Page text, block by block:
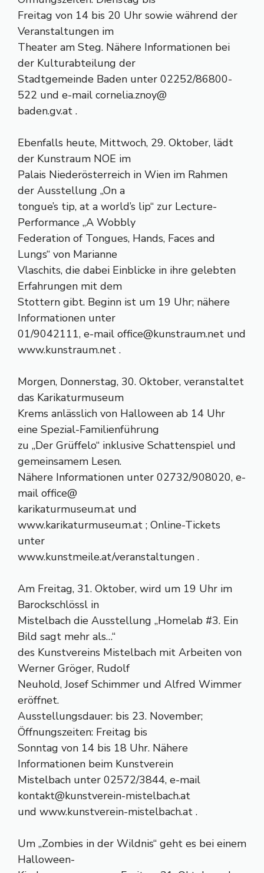
Freitag von 14 bis 20 Uhr sowie während der
Veranstaltungen im
Theater am Steg. Nähere Informationen bei
der Kulturabteilung der
Stadtgemeinde Baden unter 02252/86800-
522 und e-mail cornelia.znoy@
baden.gv.at .
Ebenfalls heute, Mittwoch, 29. Oktober, lädt
der Kunstraum NOE im
Palais Niederösterreich in Wien im Rahmen
der Ausstellung „On a
tongue’s tip, at a world’s lip“ zur Lecture-
Performance „A Wobbly
Federation of Tongues, Hands, Faces and
Lungs“ von Marianne
Vlaschits, die dabei Einblicke in ihre gelebten
Erfahrungen mit dem
Stottern gibt. Beginn ist um 19 Uhr; nähere
Informationen unter
01/9042111, e-mail office@kunstraum.net und
www.kunstraum.net .
Morgen, Donnerstag, 30. Oktober, veranstaltet
das Karikaturmuseum
Krems anlässlich von Halloween ab 14 Uhr
eine Spezial-Familienführung
zu „Der Grüffelo“ inklusive Schattenspiel und
gemeinsamem Lesen.
Nähere Informationen unter 02732/908020, e-
mail office@
karikaturmuseum.at und
www.karikaturmuseum.at ; Online-Tickets
unter
www.kunstmeile.at/veranstaltungen .
Am Freitag, 31. Oktober, wird um 19 Uhr im
Barockschlössl in
Mistelbach die Ausstellung „Homelab #3. Ein
Bild sagt mehr als…“
des Kunstvereins Mistelbach mit Arbeiten von
Werner Gröger, Rudolf
Neuhold, Josef Schimmer und Alfred Wimmer
eröffnet.
Ausstellungsdauer: bis 23. November;
Öffnungszeiten: Freitag bis
Sonntag von 14 bis 18 Uhr. Nähere
Informationen beim Kunstverein
Mistelbach unter 02572/3844, e-mail
kontakt@kunstverein-mistelbach.at
und www.kunstverein-mistelbach.at .
Um „Zombies in der Wildnis“ geht es bei einem
Halloween-